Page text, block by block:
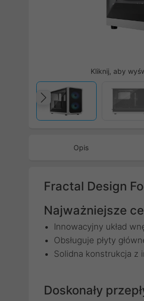
Kliknij, aby
Poprzedni
Opis
Fractal Design
Najważniejsze
Innowacyjny układ
Obsługuje płyty
Solidna konstrukcja z
Doskonały